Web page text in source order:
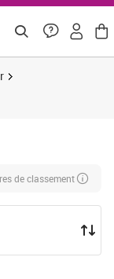
de classement